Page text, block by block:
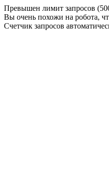
Превышен лимит запросов
Вы очень похожи на робота,
Счетчик запросов